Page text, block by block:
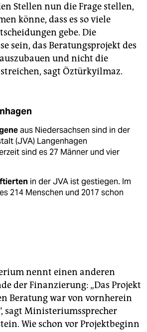
Stellen nun die Frage stellen,
könne, dass es so viele
gebe. Die
sein, das Beratungsprojekt des
und nicht die
sagt Öztürkyilmaz.
aus Niedersachsen sind in der
(JVA) Langenhagen
sind es 27 Männer und vier
in der JVA ist gestiegen. Im
214 Menschen und 2017 schon
und WC-Besuche verwehrt.
nicht erhärtet, sagt eine
nennt einen anderen
der Finanzierung: „Das Projekt
Beratung war von vornherein
sagt Ministeriumssprecher
Wie schon vor Projektbeginn